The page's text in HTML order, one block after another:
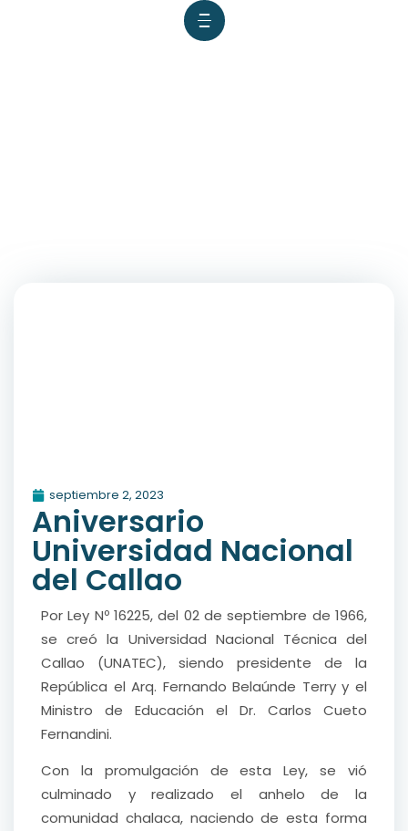
septiembre 2, 2023
Aniversario
Universidad Nacional
del Callao
Por Ley Nº 16225, del 02 de septiembre de 1966,
se creó la Universidad Nacional Técnica del
Callao (UNATEC), siendo presidente de la
República el Arq. Fernando Belaúnde Terry y el
Ministro de Educación el Dr. Carlos Cueto
Fernandini.
Con la promulgación de esta Ley, se vió
culminado y realizado el anhelo de la
comunidad chalaca, naciendo de esta forma